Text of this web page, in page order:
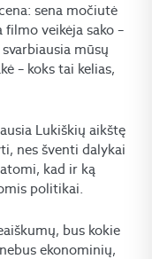
sena močiutė
filmo veikėja sako –
mūsų
– koks tai kelias,
Lukiškių aikštę
nes šventi dalykai
kad ir ką
politikai.
bus kokie
ekonominių,